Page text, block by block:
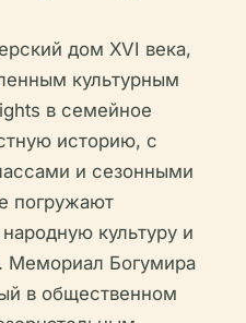
дом XVI века,
культурным
в семейное
историю, с
и сезонными
погружают
культуру и
Мемориал Богумира
в общественном